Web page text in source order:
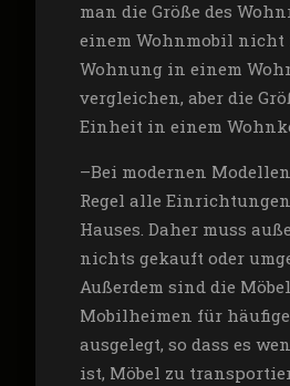
man die Größe des
einem Wohnmobil nicht
Wohnung in einem
vergleichen, aber die
Einheit in einem
–Bei modernen
Regel alle
Hauses. Daher muss
nichts gekauft oder
Außerdem sind die
Mobilheimen für häufige
ausgelegt, so dass es
ist, Möbel zu